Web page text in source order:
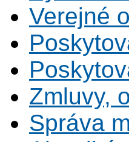
Verejné
Zmluvy,
Správa